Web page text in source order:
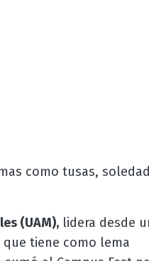
como tusas,
(UAM),lidera desde
tiene como lema